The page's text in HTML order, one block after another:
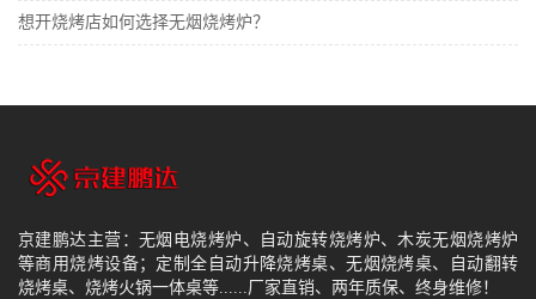
想开烧烤店如何选择无烟烧烤炉？
京建鹏达主营：无烟电烧烤炉、自动旋转烧烤炉、木炭无烟烧烤炉
等商用烧烤设备；定制全自动升降烧烤桌、无烟烧烤桌、自动翻转
烧烤桌、烧烤火锅一体桌等......厂家直销、两年质保、终身维修！